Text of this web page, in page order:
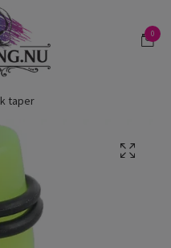
0
taper